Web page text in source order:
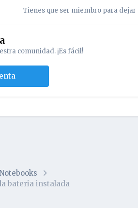
Tienes que ser miembro para
comunidad. ¡Es fácil!
bateria instalada